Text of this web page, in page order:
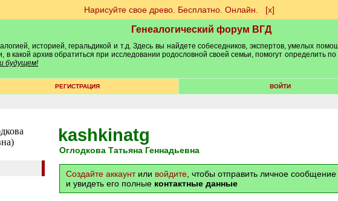
Нарисуйте свое древо. Бесплатно. Онлайн. [х]
Генеалогический форум ВГД
историей, геральдикой и т.д. Здесь вы найдете собеседников, экспертов, умелых
какой архив обратиться при исследовании родословной своей семьи, помогут определить
будущем!
РЕГИСТРАЦИЯ ВОЙТИ
kashkinatg
Оглодкова Татьяна Геннадьевна
Создайте аккаунтили войдите , чтобы отправить личное
и увидеть его полные контактные данные